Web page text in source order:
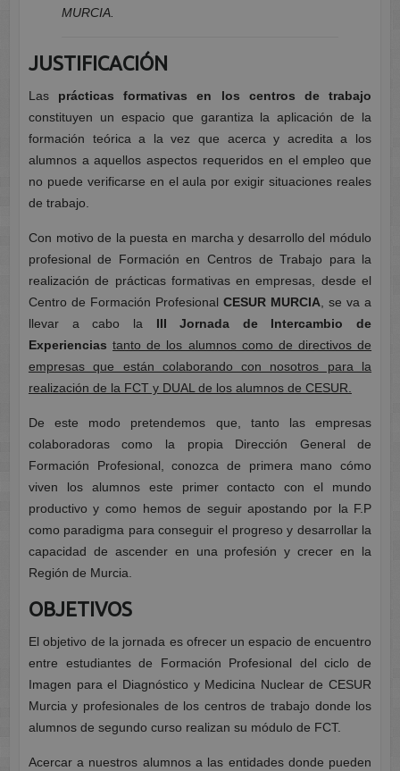
MURCIA.
JUSTIFICACIÓN
Las prácticas formativas en los centros de trabajo
constituyen un espacio que garantiza la aplicación de la
formación teórica a la vez que acerca y acredita a los
alumnos a aquellos aspectos requeridos en el empleo que
no puede verificarse en el aula por exigir situaciones reales
de trabajo.
Con motivo de la puesta en marcha y desarrollo del módulo
profesional de Formación en Centros de Trabajo para la
realización de prácticas formativas en empresas, desde el
Centro de Formación Profesional CESUR MURCIA, se va a
llevar a cabo la III Jornada de Intercambio de
Experiencias tanto de los alumnos como de directivos de
empresas que están colaborando con nosotros para la
realización de la FCT y DUAL de los alumnos de CESUR.
De este modo pretendemos que, tanto las empresas
colaboradoras como la propia Dirección General de
Formación Profesional, conozca de primera mano cómo
viven los alumnos este primer contacto con el mundo
productivo y como hemos de seguir apostando por la F.P
como paradigma para conseguir el progreso y desarrollar la
capacidad de ascender en una profesión y crecer en la
Región de Murcia.
OBJETIVOS
El objetivo de la jornada es ofrecer un espacio de encuentro
entre estudiantes de Formación Profesional del ciclo de
Imagen para el Diagnóstico y Medicina Nuclear de CESUR
Murcia y profesionales de los centros de trabajo donde los
alumnos de segundo curso realizan su módulo de FCT.
Acercar a nuestros alumnos a las entidades donde pueden